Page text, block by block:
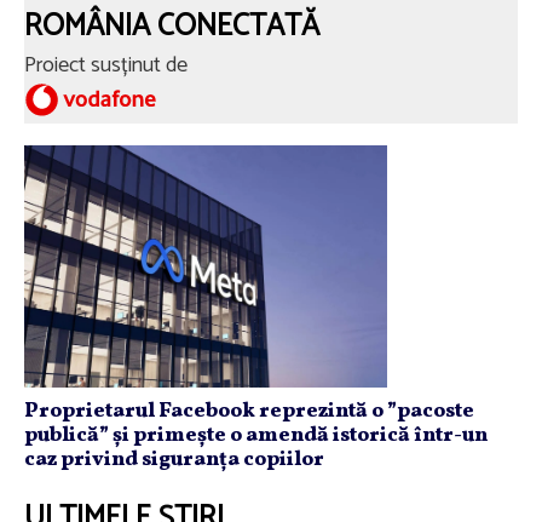
ROMÂNIA CONECTATĂ
Proiect susținut de
Proprietarul Facebook reprezintă o ”pacoste
publică” și primește o amendă istorică într-un
caz privind siguranța copiilor